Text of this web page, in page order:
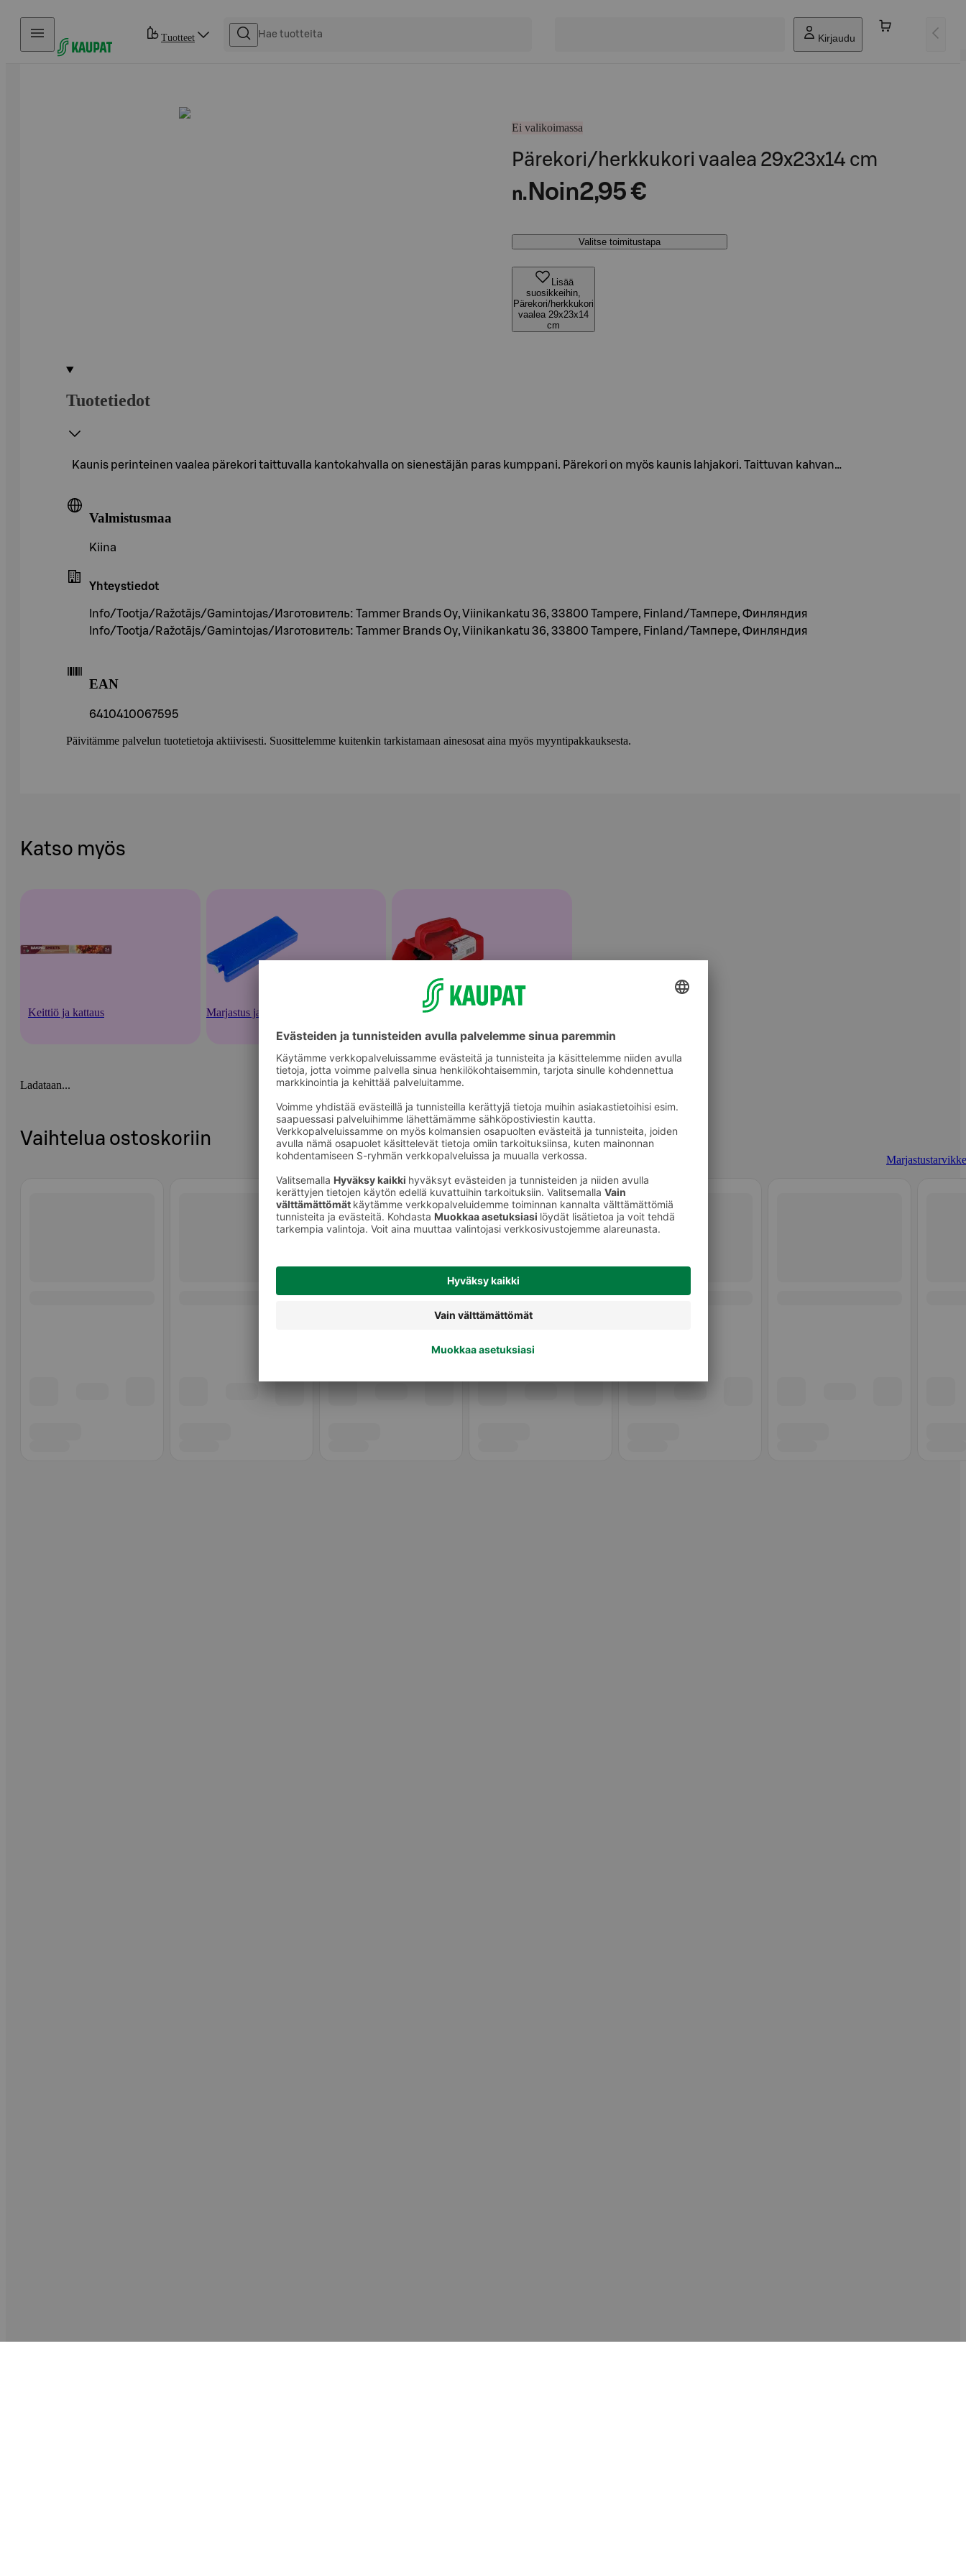
Hyppää sisältöön
Tuotteet Kirjaudu
Ei valikoimassa
Pärekori/herkkukori vaalea 29x23x14 cm
n. Noin2,95 €
Valitse toimitustapa
Lisää
suosikkeihin,
Pärekori/herkkukori
vaalea 29x23x14
cm
Tuotetiedot
Kaunis perinteinen vaalea pärekori taittuvalla kantokahvalla on sienestäjän paras kumppani. Pärekori on myös kaunis lahjakori. Taittuvan kahvan…
Valmistusmaa
Kiina
Yhteystiedot
Info/Tootja/Ražotājs/Gamintojas/Изготовитель: Tammer Brands Oy, Viinikankatu 36, 33800 Tampere, Finland/Тампере, Финляндия
Info/Tootja/Ražotājs/Gamintojas/Изготовитель: Tammer Brands Oy, Viinikankatu 36, 33800 Tampere, Finland/Тампере, Финляндия
EAN
6410410067595
Päivitämme palvelun tuotetietoja aktiivisesti. Suosittelemme kuitenkin tarkistamaan ainesosat aina myös myyntipakkauksesta.
Katso myös
Keittiö ja kattaus Marjastus ja säilöntä Marjastustarvikkeet
Ladataan...
Vaihtelua ostoskoriin